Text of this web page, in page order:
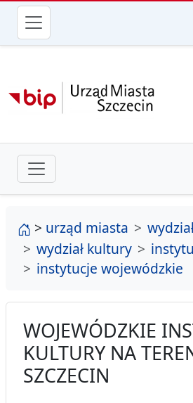
przejdź do głównego menu
strona główna
> urząd miasta
wydział kultury
instytucje wojewódzkie
WOJEWÓDZKIE
KULTURY NA
SZCZECIN